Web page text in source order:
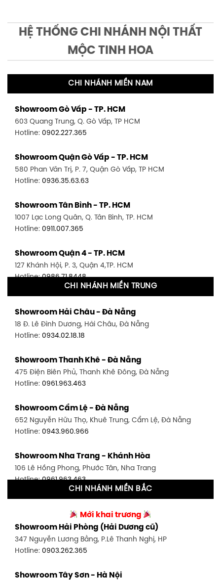
HỆ THỐNG CHI NHÁNH NỘI THẤT
MỘC TINH HOA
CHI NHÁNH MIỀN NAM
Showroom Gò Vấp - TP. HCM
603 Quang Trung, Q. Gò Vấp, TP HCM
Hotline: 0902.227.365
Showroom Quận Gò Vấp - TP. HCM
580 Phan Văn Trị, P. 7, Quận Gò Vấp, TP HCM
Hotline: 0936.35.63.63
Showroom Tân Bình - TP. HCM
1007 Lạc Long Quân, Q. Tân Bình, TP. HCM
Hotline: 0911.007.365
Showroom Quận 4 - TP. HCM
127 Khánh Hội, P. 3, Quận 4,TP. HCM
Hotline:0986.71.8448
1411 Đường 3/2, P. 16, Quận 11, TP. HCM
Hotline:0906.256.759
1448 Huỳnh Tấn Phát, Phú Thuận, Quận 7, TP HCM
Hotline:0946.480.580
348 Đ. Bạch Đằng, P. 14, Bình Thạnh, TP HCM
Hotline:0902.716.230
591 Hoàng Văn Thụ, P. 4, Tân Bình, TP HCM
Hotline:0906.256.759
Showroom Tân Bình 2 - TP. HCM
0986.71.8448
Showroom Thuận An - Bình Dương
66 đường DT743, An Phú, Thuận An, Bình Dương
CHI NHÁNH MIỀN TRUNG
Showroom Hải Châu - Đà Nẵng
18 Đ. Lê Đình Dương, Hải Châu, Đà Nẵng
Hotline: 0934.02.18.18
Showroom Thanh Khê - Đà Nẵng
475 Điện Biên Phủ, Thanh Khê Đông, Đà Nẵng
Hotline: 0961.963.463
Showroom Cẩm Lệ - Đà Nẵng
652 Nguyễn Hữu Thọ, Khuê Trung, Cẩm Lệ, Đà Nẵng
Hotline: 0943.960.966
Showroom Nha Trang - Khánh Hòa
106 Lê Hồng Phong, Phước Tân, Nha Trang
Hotline:0961.963.463
27-29 Nguyễn Sỹ Sách, Hưng Bình, TP Vinh, Nghệ An
Hotline:0943.960.966
Showroom Buôn Ma Thuột
Hotline:0934.02.18.18
CHI NHÁNH MIỀN BẮC
Mới khai trương
Showroom Hải Phòng (Hải Dương cũ)
347 Nguyễn Lương Bằng, P.Lê Thanh Nghị, HP
Hotline: 0903.262.365
Showroom Tây Sơn - Hà Nội